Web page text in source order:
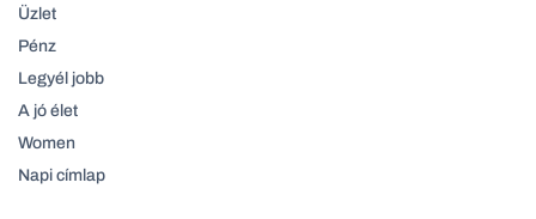
Üzlet
Pénz
Legyél jobb
A jó élet
Women
Napi címlap